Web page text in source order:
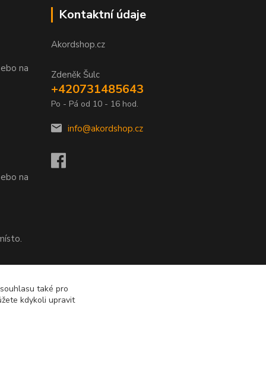
na
na
na
Kontaktní údaje
Akordshop.cz
Zdeněk Šulc
+420731485643
Po - Pá od 10 - 16 hod.
info@akordshop.cz
také pro
kdykoli upravit